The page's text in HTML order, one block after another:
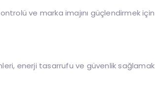
ve marka imajını güçlendirmek için
enerji tasarrufu ve güvenlik sağlamak